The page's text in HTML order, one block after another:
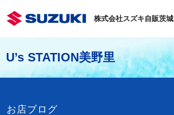
株式会社スズキ自販茨城
U’s STATION美野里
お店ブログ